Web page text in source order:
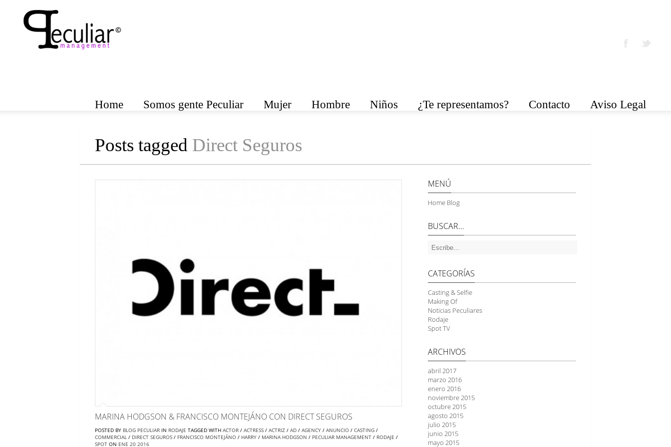
Home Somos gente Peculiar Mujer Hombre Niños ¿Te representamos? Contacto Aviso Legal
Posts tagged Direct Seguros
MARINA HODGSON & FRANCISCO MONTEJÁNO CON DIRECT SEGUROS
POSTED BY BLOG PECULIAR IN RODAJE TAGGED WITH ACTOR / ACTRESS / ACTRIZ / AD / AGENCY / ANUNCIO / CASTING /
COMMERCIAL / DIRECT SEGUROS / FRANCISCO MONTEJÁNO / HARRY / MARINA HODGSON / PECULIAR MANAGEMENT / RODAJE /
SPOT ON ENE 20 2016
MENÚ
Home Blog
BUSCAR…
CATEGORÍAS
Casting & Selfie
Making Of
Noticias Peculiares
Rodaje
Spot TV
ARCHIVOS
abril 2017
marzo 2016
enero 2016
noviembre 2015
octubre 2015
agosto 2015
julio 2015
junio 2015
mayo 2015